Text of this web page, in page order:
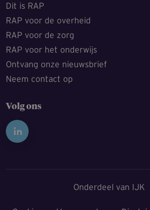
Dit is RAP
RAP voor de overheid
RAP voor de zorg
RAP voor het onderwijs
Ontvang onze nieuwsbrief
Neem contact op
Volg ons
Onderdeel van IJK